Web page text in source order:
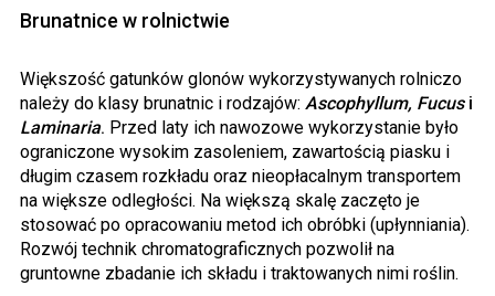
Brunatnice w rolnictwie
Większość gatunków glonów wykorzystywanych rolniczo
należy do klasy brunatnic i rodzajów: Ascophyllum, Fucus i
Laminaria. Przed laty ich nawozowe wykorzystanie było
ograniczone wysokim zasoleniem, zawartością piasku i
długim czasem rozkładu oraz nieopłacalnym transportem
na większe odległości. Na większą skalę zaczęto je
stosować po opracowaniu metod ich obróbki (upłynniania).
Rozwój technik chromatograficznych pozwolił na
gruntowne zbadanie ich składu i traktowanych nimi roślin.